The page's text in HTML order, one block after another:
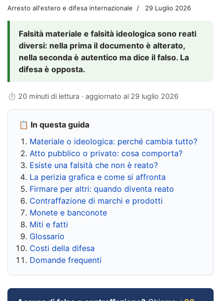
Arresto all'estero e difesa internazionale 29 Luglio 2026
Falsità materiale e falsità ideologica sono reati
diversi: nella prima il documento è alterato,
nella seconda è autentico ma dice il falso. La
difesa è opposta.
⏱ 20 minuti di lettura · aggiornato al 29 luglio 2026
📋 In questa guida
Materiale o ideologica: perché cambia tutto?
Atto pubblico o privato: cosa comporta?
Esiste una falsità che non è reato?
La perizia grafica e come si affronta
Firmare per altri: quando diventa reato
Contraffazione di marchi e prodotti
Monete e banconote
Miti e fatti
Glossario
Costi della difesa
Domande frequenti